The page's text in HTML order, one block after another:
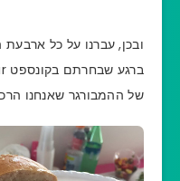
ובכן, עברנו על כל
ברגע שבחרתם בקונספט Burger Bar.
של ההמבורגר שאנחנו